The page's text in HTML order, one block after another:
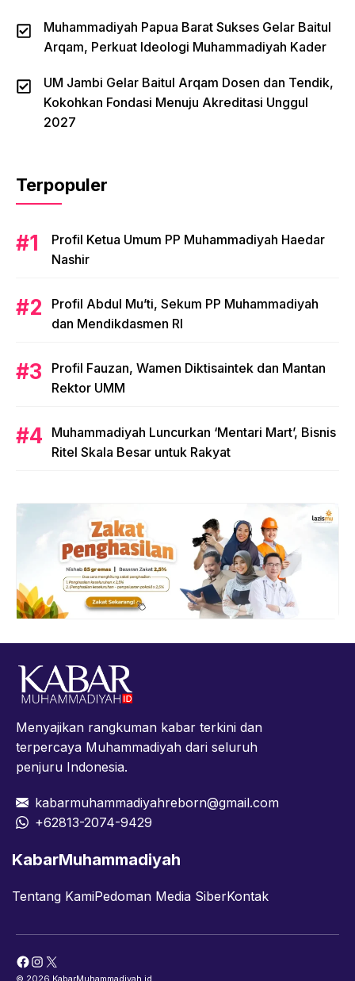
Muhammadiyah Papua Barat Sukses Gelar Baitul
Arqam, Perkuat Ideologi Muhammadiyah Kader
UM Jambi Gelar Baitul Arqam Dosen dan Tendik,
Kokohkan Fondasi Menuju Akreditasi Unggul
2027
Terpopuler
Profil Ketua Umum PP Muhammadiyah Haedar
Nashir
Profil Abdul Mu’ti, Sekum PP Muhammadiyah
dan Mendikdasmen RI
Profil Fauzan, Wamen Diktisaintek dan Mantan
Rektor UMM
Muhammadiyah Luncurkan ‘Mentari Mart’, Bisnis
Ritel Skala Besar untuk Rakyat
Menyajikan rangkuman kabar terkini dan
terpercaya Muhammadiyah dari seluruh
penjuru Indonesia.
kabarmuhammadiyahreborn@gmail.com
+62813-2074-9429
KabarMuhammadiyah
Tentang KamiPedoman Media SiberKontak
Facebook
Instagram
X
© 2026 KabarMuhammadiyah.id